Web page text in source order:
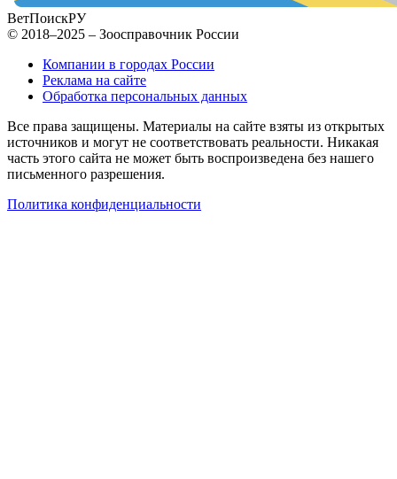
ВетПоискРУ
© 2018–2025 – Зоосправочник России
Компании в городах России
Реклама на сайте
Обработка персональных данных
Все права защищены. Материалы на сайте взяты из открытых
источников и могут не соответствовать реальности. Никакая
часть этого сайта не может быть воспроизведена без нашего
письменного разрешения.
Политика конфиденциальности